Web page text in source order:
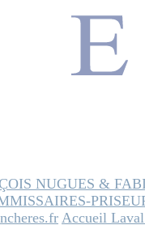
NUGUES &
Accueil